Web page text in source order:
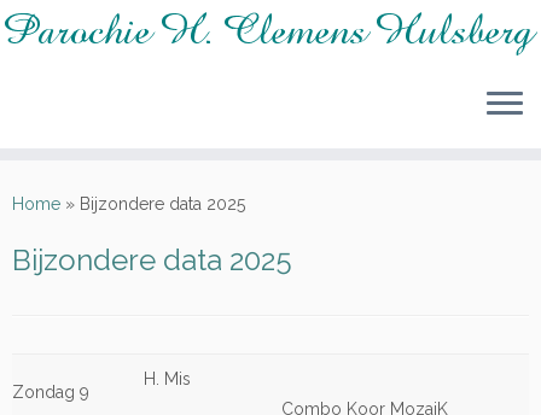
naarHome » Bijzondere data 2025
Bijzondere data 2025
Zondag 9
H. Mis
Combo Koor MozaiK